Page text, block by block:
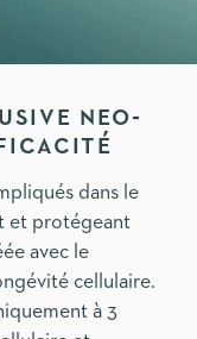
NEO-
dans le
et protégeant
avec le
cellulaire.
à 3